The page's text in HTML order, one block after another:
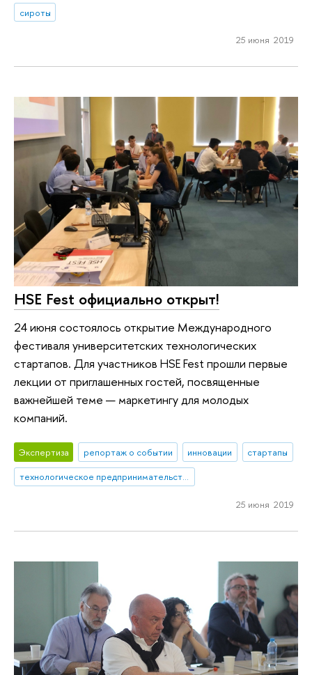
сироты
25 июня 2019
HSE Fest официально открыт!
24 июня состоялось открытие Международного
фестиваля университетских технологических
стартапов. Для участников HSE Fest прошли первые
лекции от приглашенных гостей, посвященные
важнейшей теме — маркетингу для молодых
компаний.
Экспертиза репортаж о событии инновации
стартапы
технологическое предпринимательство
25 июня 2019